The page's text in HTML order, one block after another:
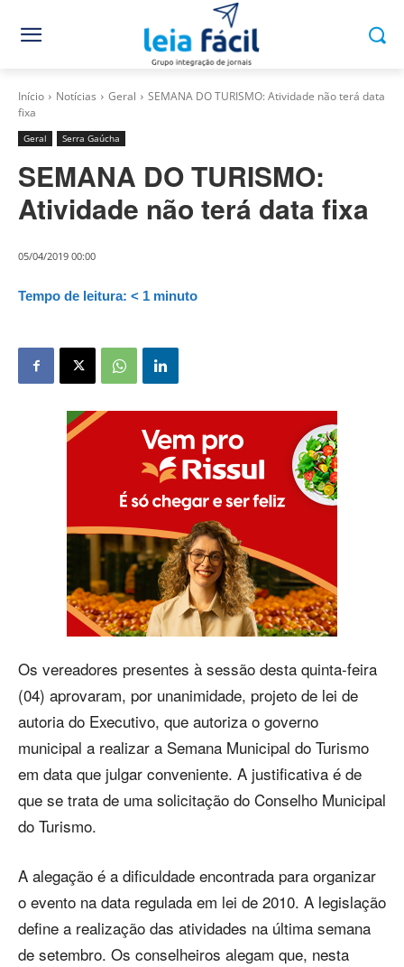
Início Notícias Geral
SEMANA DO TURISMO: Atividade não terá data
fixa
Geral Serra Gaúcha
SEMANA DO TURISMO:
Atividade não terá data fixa
05/04/2019 00:00
Tempo de leitura: < 1 minuto
Os vereadores presentes à sessão desta quinta-feira
(04) aprovaram, por unanimidade, projeto de lei de
autoria do Executivo, que autoriza o governo
municipal a realizar a Semana Municipal do Turismo
em data que julgar conveniente. A justificativa é de
que se trata de uma solicitação do Conselho Municipal
do Turismo.
A alegação é a dificuldade encontrada para organizar
o evento na data regulada em lei de 2010. A legislação
define a realização das atividades na última semana
de setembro. Os conselheiros alegam que, nesta